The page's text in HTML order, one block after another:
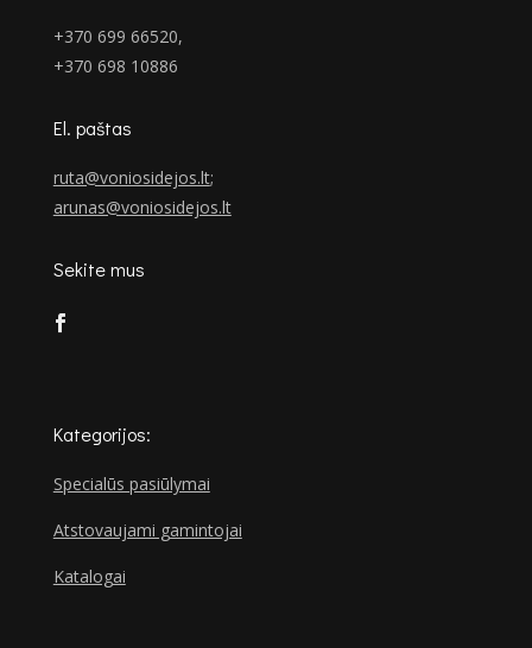
+370 699 66520,
+370 698 10886
El. paštas
ruta@voniosidejos.lt;
arunas@voniosidejos.lt
Sekite mus
Kategorijos:
Specialūs pasiūlymai
Atstovaujami gamintojai
Katalogai